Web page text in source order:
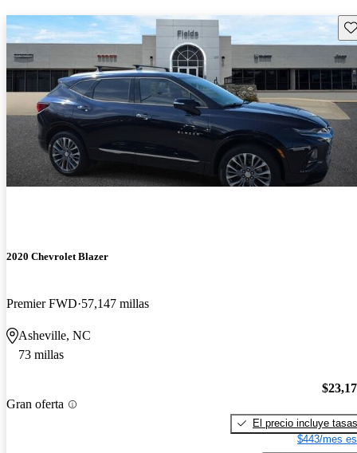
2020 Chevrolet Blazer
Premier FWD 57,147 millas
Asheville, NC
73 millas
Gran oferta
El precio incluye tasas
$443/mes